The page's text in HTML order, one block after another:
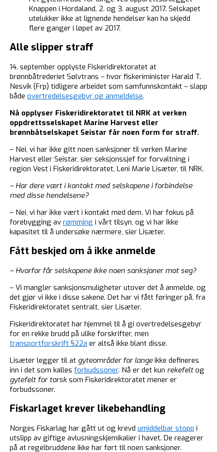
Knappen i Hordaland, 2. og 3. august 2017. Selskapet
utelukker ikke at lignende hendelser kan ha skjedd
flere ganger i løpet av 2017.
Alle slipper straff
14. september opplyste Fiskeridirektoratet at
brønnbåtrederiet Sølvtrans – hvor fiskeriminister Harald T.
Nesvik (Frp) tidligere arbeidet som samfunnskontakt – slapp
både overtredelsesgebyr og anmeldelse.
Nå opplyser Fiskeridirektoratet til NRK at verken
oppdrettsselskapet Marine Harvest eller
brønnbåtselskapet Seistar får noen form for straff.
– Nei, vi har ikke gitt noen sanksjoner til verken Marine
Harvest eller Seistar, sier seksjonssjef for forvaltning i
region Vest i Fiskeridirektoratet, Leni Marie Lisæter, til NRK.
– Har dere vært i kontakt med selskapene i forbindelse
med disse hendelsene?
– Nei, vi har ikke vært i kontakt med dem. Vi har fokus på
forebygging av rømming i vårt tilsyn, og vi har ikke
kapasitet til å undersøke nærmere, sier Lisæter.
Fått beskjed om å ikke anmelde
– Hvorfor får selskapene ikke noen sanksjoner mot seg?
– Vi mangler sanksjonsmuligheter utover det å anmelde, og
det gjør vi ikke i disse sakene. Det har vi fått føringer på, fra
Fiskeridirektoratet sentralt, sier Lisæter.
Fiskeridirektoratet har hjemmel til å gi overtredelsesgebyr
for en rekke brudd på ulike forskrifter, men
transportforskrift §22a er altså ikke blant disse.
Lisæter legger til at gyteområder for langeikke defineres
inn i det som kalles forbudssoner. Nå er det kun rekefeltog
gytefelt for torsk som Fiskeridirektoratet mener er
forbudssoner.
Fiskarlaget krever likebehandling
Norges Fiskarlag har gått ut og krevd umiddelbar stopp i
utslipp av giftige avlusningskjemikalier i havet. De reagerer
på at regelbruddene ikke har ført til noen sanksjoner.